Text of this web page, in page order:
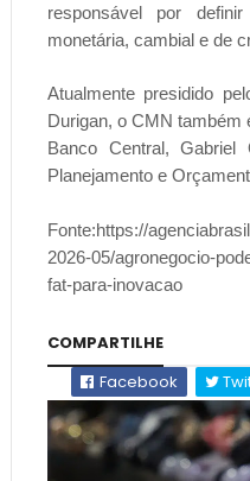
responsável por
monetária, cambial e de
Atualmente presidido
Durigan, o CMN também
Banco Central,
Planejamento e
Fonte:https://
2026-05/agronegocio-
fat-para-inovacao
COMPARTILHE
Facebook